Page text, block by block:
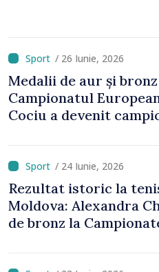
/ 26 Iunie, 2026
Medalii de aur și
Campionatul
Cociu a devenit
/ 24 Iunie, 2026
Rezultat istoric la
Moldova: Alexandra
de bronz la